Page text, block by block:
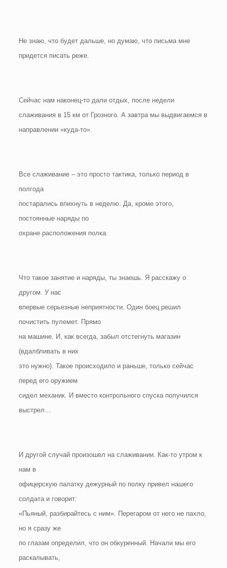
Не знаю, что будет дальше, но думаю, что письма мне
придется писать реже.
Сейчас нам наконец-то дали отдых, после недели
слаживания в 15 км от Грозного. А завтра мы выдвигаемся в
направлении «куда-то».
Все слаживание – это просто тактика, только период в
полгода
постарались впихнуть в неделю. Да, кроме этого,
постоянные наряды по
охране расположения полка.
Что такое занятие и наряды, ты знаешь. Я расскажу о
другом. У нас
впервые серьезные неприятности. Один боец решил
почистить пулемет. Прямо
на машине. И, как всегда, забыл отстегнуть магазин
(вдалбливать в них
это нужно). Такое происходило и раньше, только сейчас
перед его оружием
сидел механик. И вместо контрольного спуска получился
выстрел…
И другой случай произошел на слаживании. Как-то утром к
нам в
офицерскую палатку дежурный по полку привел нашего
солдата и говорит:
«Пьяный, разбирайтесь с ним». Перегаром от него не пахло,
но я сразу же
по глазам определил, что он обкуренный. Начали мы его
раскалывать,